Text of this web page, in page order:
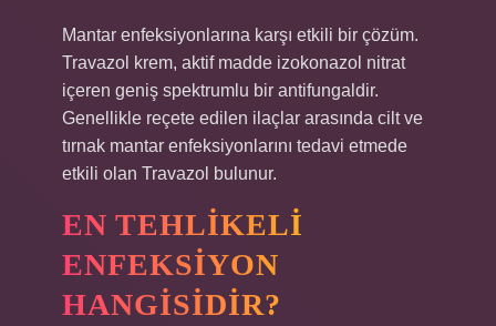
Mantar enfeksiyonlarına karşı etkili bir çözüm.
Travazol krem, aktif madde izokonazol nitrat
içeren geniş spektrumlu bir antifungaldir.
Genellikle reçete edilen ilaçlar arasında cilt ve
tırnak mantar enfeksiyonlarını tedavi etmede
etkili olan Travazol bulunur.
EN TEHLIKELI
ENFEKSIYON
HANGISIDIR?